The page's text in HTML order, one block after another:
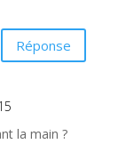
Réponse
la main ?